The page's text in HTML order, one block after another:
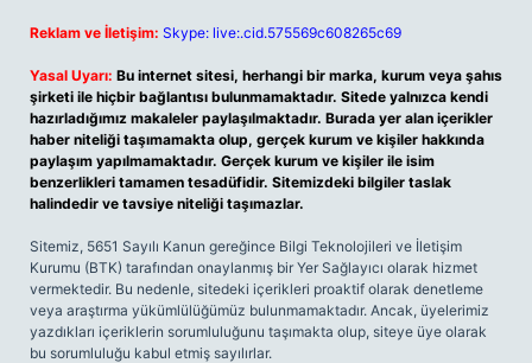
Reklam ve İletişim: Skype: live:.cid.575569c608265c69
Yasal Uyarı: Bu internet sitesi, herhangi bir marka, kurum veya şahıs
şirketi ile hiçbir bağlantısı bulunmamaktadır. Sitede yalnızca kendi
hazırladığımız makaleler paylaşılmaktadır. Burada yer alan içerikler
haber niteliği taşımamakta olup, gerçek kurum ve kişiler hakkında
paylaşım yapılmamaktadır. Gerçek kurum ve kişiler ile isim
benzerlikleri tamamen tesadüfidir. Sitemizdeki bilgiler taslak
halindedir ve tavsiye niteliği taşımazlar.
Sitemiz, 5651 Sayılı Kanun gereğince Bilgi Teknolojileri ve İletişim
Kurumu (BTK) tarafından onaylanmış bir Yer Sağlayıcı olarak hizmet
vermektedir. Bu nedenle, sitedeki içerikleri proaktif olarak denetleme
veya araştırma yükümlülüğümüz bulunmamaktadır. Ancak, üyelerimiz
yazdıkları içeriklerin sorumluluğunu taşımakta olup, siteye üye olarak
bu sorumluluğu kabul etmiş sayılırlar.